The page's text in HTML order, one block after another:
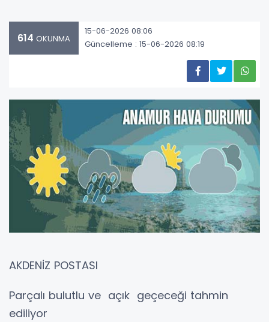
614 OKUNMA
15-06-2026 08:06
Güncelleme : 15-06-2026 08:19
AKDENİZ POSTASI
Parçalı bulutlu ve açık geçeceği tahmin
ediliyor